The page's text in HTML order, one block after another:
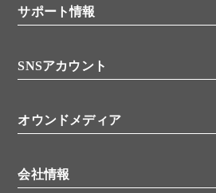
シグナル伝達
糖類／レクチン
分子生物
バイオメディカル(環境・食品)
機器・消耗品
代理店
サポート情報
アプリケーションノート
書類ダウンロード
SNSアカウント
YouTube
オウンドメディア
会社情報